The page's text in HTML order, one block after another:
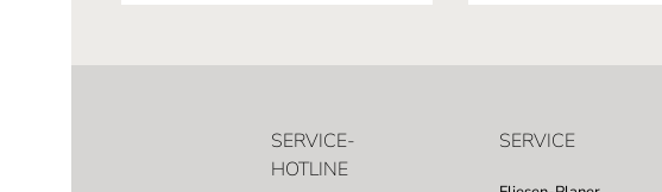
SERVICE-
HOTLINE
SERVICE